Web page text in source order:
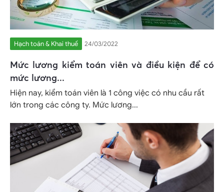
Hạch toán & Khai thuế 24/03/2022
Mức lương kiểm toán viên và điều kiện để có
mức lương...
Hiện nay, kiểm toán viên là 1 công việc có nhu cầu rất
lớn trong các công ty. Mức lương...